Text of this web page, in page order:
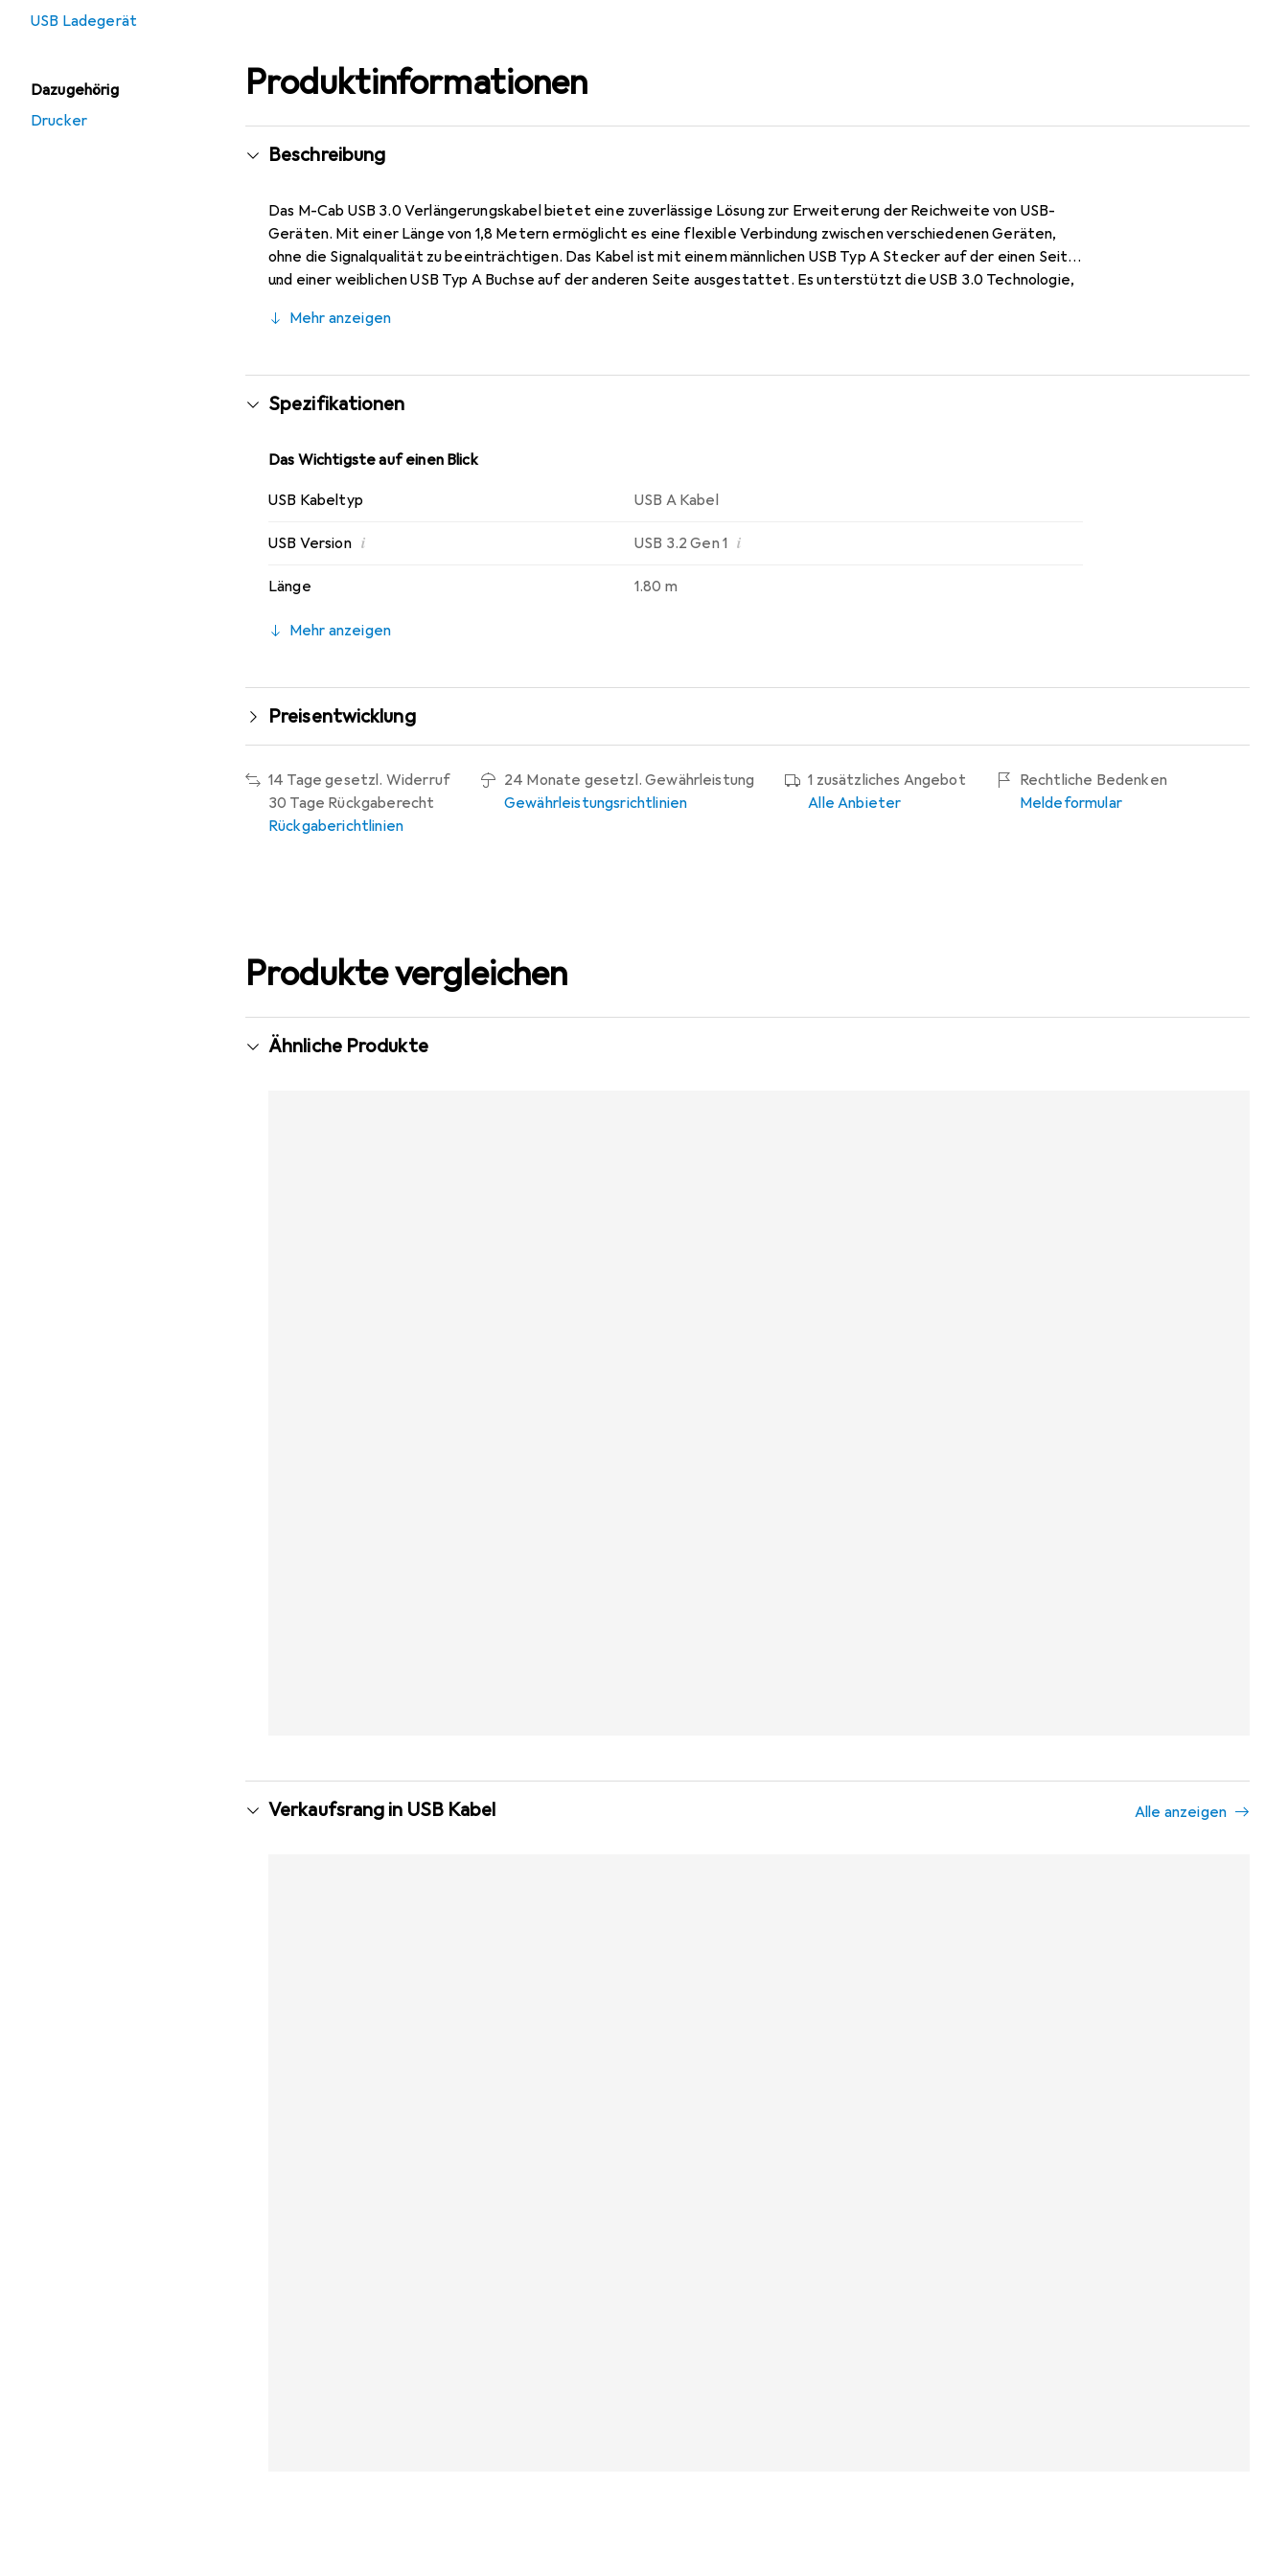
USB Ladegerät
Dazugehörig
Drucker
Produktinformationen
Beschreibung
Das M-Cab USB 3.0 Verlängerungskabel bietet eine zuverlässige Lösung zur Erweiterung der Reichweite von USB-
Geräten. Mit einer Länge von 1,8 Metern ermöglicht es eine flexible Verbindung zwischen verschiedenen Geräten,
ohne die Signalqualität zu beeinträchtigen. Das Kabel ist mit einem männlichen USB Typ A Stecker auf der einen Seite
und einer weiblichen USB Typ A Buchse auf der anderen Seite ausgestattet. Es unterstützt die USB 3.0 Technologie,
und die Verwendung von hochwertigen Materialien, wie vergoldeten Steckern, sorgen für eine langlebige und stabile
es im Büro, zu Hause oder unterwegs.
Mehr anzeigen
Spezifikationen
Das Wichtigste auf einen Blick
USB Kabeltyp USB A Kabel
USB Version i USB 3.2 Gen 1 i
Länge 1.80 m
Mehr anzeigen
Preisentwicklung
14 Tage gesetzl. Widerruf
30 Tage Rückgaberecht
Rückgaberichtlinien
24 Monate gesetzl. Gewährleistung
Gewährleistungsrichtlinien
1 zusätzliches Angebot
Alle Anbieter
Rechtliche Bedenken
Meldeformular
Produkte vergleichen
Ähnliche Produkte
Verkaufsrang in USB Kabel Alle anzeigen